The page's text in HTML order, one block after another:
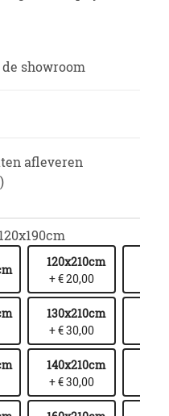
showroom
afleveren
120x190cm
120x210cm
+ € 20,00
130x210cm
+ € 30,00
140x210cm
+ € 30,00